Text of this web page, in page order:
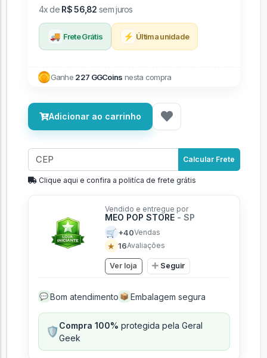
4x de R$ 56,82 sem juros
🚚 Frete Grátis ⚡ Última unidade
Ganhe 227 GGCoins nesta compra
Adicionar ao carrinho
Calcular Frete
Clique aqui e confira a politíca de frete grátis
Vendido e entregue por
MEO POP STORE - SP
🛒 +40Vendas
★ 16Avaliações
Ver loja Seguir
💬 Bom atendimento 📦 Embalagem segura
🛡️Compra 100% protegida pela Geral
Geek